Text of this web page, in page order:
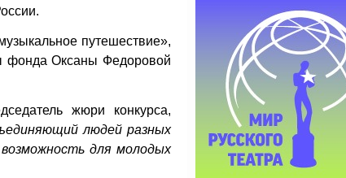
путешествие»,
фонда Оксаны Федоровой
жюри конкурса,
людей разных
для молодых